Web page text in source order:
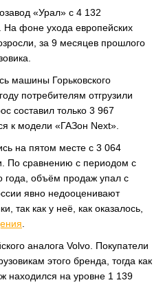
«Урал» с 4 132
фоне ухода европейских
за 9 месяцев прошлого
машины Горьковского
потребителям отгрузили
составил только 3 967
к модели «ГАЗон Next».
на пятом месте с 3 064
По сравнению с периодом с
года, объём продаж упал с
явно недооценивают
так как у неё, как оказалось,
аналога Volvo. Покупатели
этого бренда, тогда как
находился на уровне 1 139